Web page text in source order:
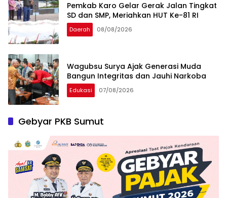
Pemkab Karo Gelar Gerak Jalan Tingkat
SD dan SMP, Meriahkan HUT Ke-81 RI
Daerah 08/08/2026
Wagubsu Surya Ajak Generasi Muda
Bangun Integritas dan Jauhi Narkoba
Edukasi 07/08/2026
Gebyar PKB Sumut